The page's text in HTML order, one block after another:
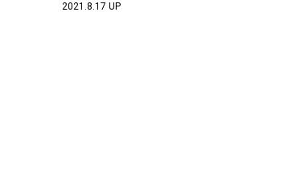
2021.8.17 UP